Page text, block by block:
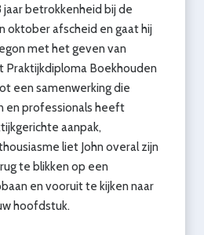
betrokkenheid bij de
oktober afscheid en gaat hij
met het geven van
Praktijkdiploma Boekhouden
een samenwerking die
en professionals heeft
aanpak,
liet John overal zijn
te blikken op een
en vooruit te kijken naar
hoofdstuk.